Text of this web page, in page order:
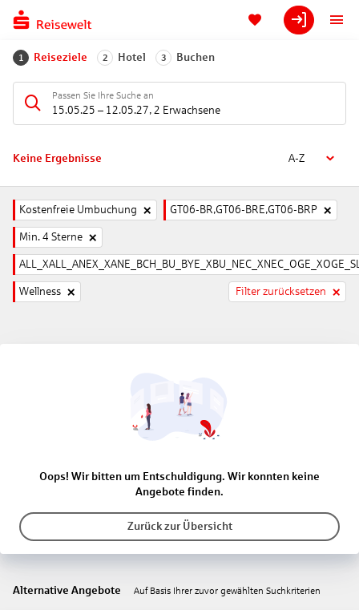
1 Reiseziele 2 Hotel 3 Buchen
Passen Sie Ihre Suche an
15.05.25 – 12.05.27, 2 Erwachsene
Keine Ergebnisse A-Z
Kostenfreie Umbuchung GT06-BR,GT06-BRE,GT06-BRP
Min. 4 Sterne
Wellness Filter zurücksetzen
Oops! Wir bitten um Entschuldigung. Wir konnten keine
Angebote finden.
Zurück zur Übersicht
Alternative Angebote Auf Basis Ihrer zuvor gewählten Suchkriterien